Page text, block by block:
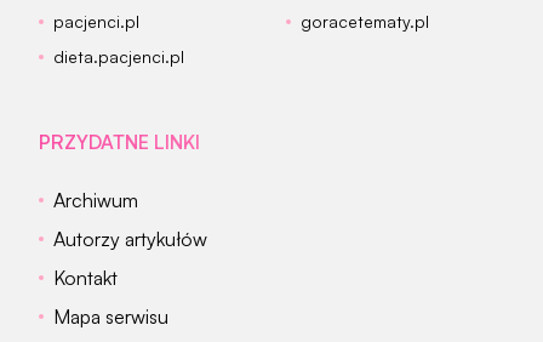
pacjenci.pl
goracetematy.pl
dieta.pacjenci.pl
PRZYDATNE LINKI
Archiwum
Autorzy artykułów
Kontakt
Mapa serwisu